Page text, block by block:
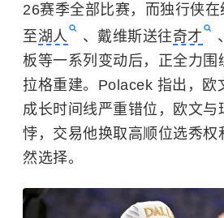
26赛季全部比赛，而独行侠在
至湖人 、戴维斯送往奇才
板等一系列变动后，正全力围
拉格重建。Polacek 指出，欧
成长时间线严重错位，欧文与
悖，交易他换取高顺位选秀权
然选择。